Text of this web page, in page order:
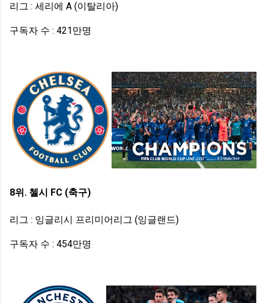
리그 : 세리에 A (이탈리아)
구독자 수 : 421만명
8위. 첼시 FC (축구)
리그 : 잉글리시 프리미어리그 (잉글랜드)
구독자 수 : 454만명